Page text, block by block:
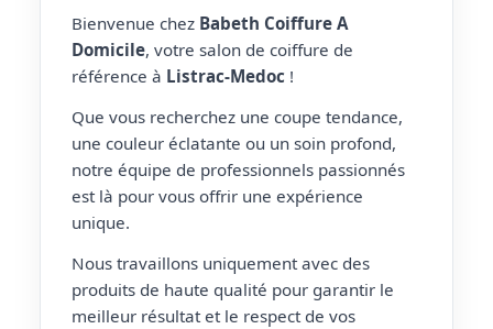
Bienvenue chez Babeth Coiffure A
Domicile, votre salon de coiffure de
référence à Listrac-Medoc !
Que vous recherchez une coupe tendance,
une couleur éclatante ou un soin profond,
notre équipe de professionnels passionnés
est là pour vous offrir une expérience
unique.
Nous travaillons uniquement avec des
produits de haute qualité pour garantir le
meilleur résultat et le respect de vos